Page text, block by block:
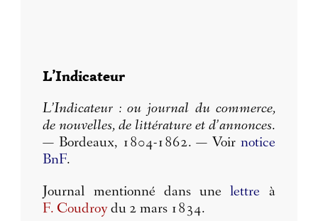
L’Indicateur
L’Indicateur : ou journal du commerce,
de nouvelles, de littérature et d’annonces.
— Bordeaux, 1804-1862. — Voir notice
BnF.
Journal mentionné dans unelettre à
F. Coudroydu 2 mars 1834.